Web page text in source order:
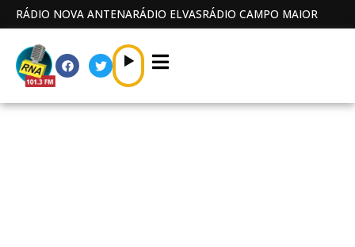
RÁDIO NOVA ANTENARÁDIO ELVASRÁDIO CAMPO MAIOR